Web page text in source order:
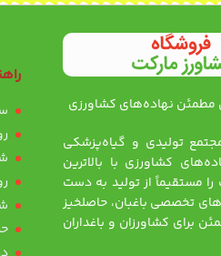
مطمئن نهاده‌های کشاورزی
تولیدی و گیاه‌پزشکی
کشاورزی با بالاترین
مستقیماً از تولید به دست
تخصصی باغبان، حاصلخیز
برای کشاورزان و باغداران